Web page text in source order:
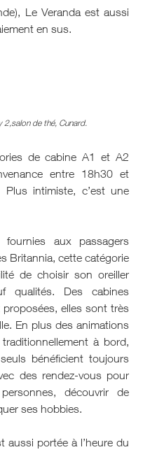
Le Veranda est aussi
en sus.
2,salon de thé, Cunard.
de cabine A1 et A2
entre 18h30 et
intimiste, c’est une
aux passagers
Britannia, cette catégorie
de choisir son oreiller
qualités. Des cabines
elles sont très
En plus des animations
à bord,
bénéficient toujours
des rendez-vous pour
découvrir de
ses hobbies.
aussi portée à l’heure du